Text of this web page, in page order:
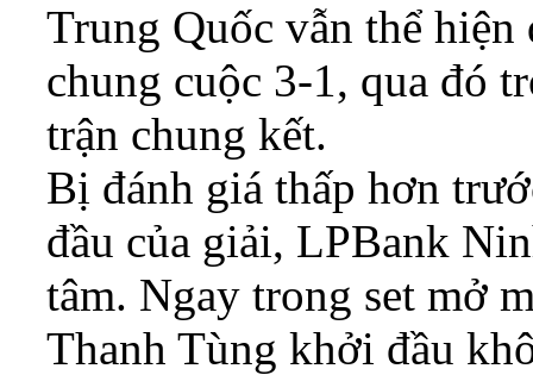
Trung Quốc vẫn thể hiện
chung cuộc 3-1, qua đó
trận chung kết.
Bị đánh giá thấp hơn
đầu của giải, LPBank
tâm. Ngay trong set mở
Thanh Tùng khởi đầu